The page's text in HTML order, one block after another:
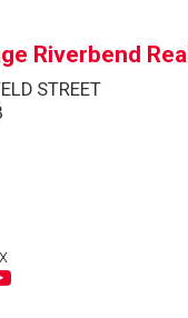
Riverbend
STREET